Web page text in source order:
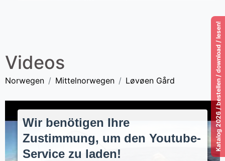
Katalog 2026 / bestellen / download / lesen!
Videos
Norwegen Mittelnorwegen Løvøen Gård
Wir benötigen Ihre
Zustimmung, um den Youtube-
Service zu laden!